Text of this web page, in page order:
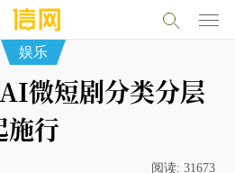
娱乐
微短剧分类分层
施行
阅读: 31673